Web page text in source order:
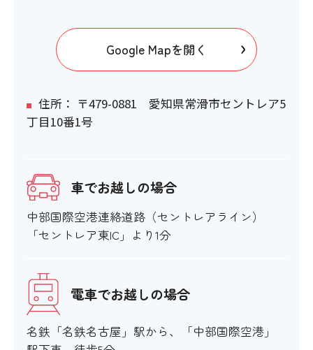
おむつ替え台
電動車いすの利用
〇
トイレ内配置の触知案内図
オストメイト対応
〇
Google Mapを開く
住所： 〒479-0881 愛知県常滑市セントレア5
丁目10番1号
車でお越しの場合
中部国際空港連絡道路（セントレアライン）
「セントレア東IC」より1分
電車でお越しの場合
名鉄「名鉄名古屋」駅から、「中部国際空港」